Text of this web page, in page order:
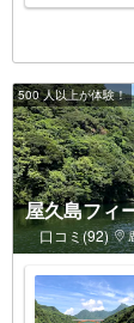
500 人以上が体験！
屋久島フィ
口コミ(92)